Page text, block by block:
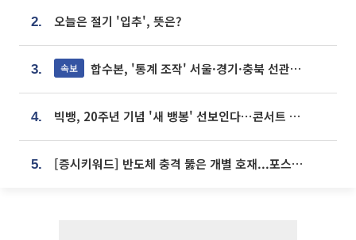
2. 오늘은 절기 '입추', 뜻은?
3. 속보 합수본, '통계 조작' 서울·경기·충북 선관위 등 추가 압수수색
4. 빅뱅, 20주년 기념 '새 뱅봉' 선보인다⋯콘서트 앞두고 팝업 개최
5. [증시키워드] 반도체 충격 뚫은 개별 호재...포스코퓨처엠·에코프로·한화솔루션 '눈길'